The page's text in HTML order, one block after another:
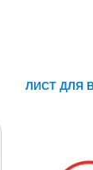
ЛИСТ ДЛЯ